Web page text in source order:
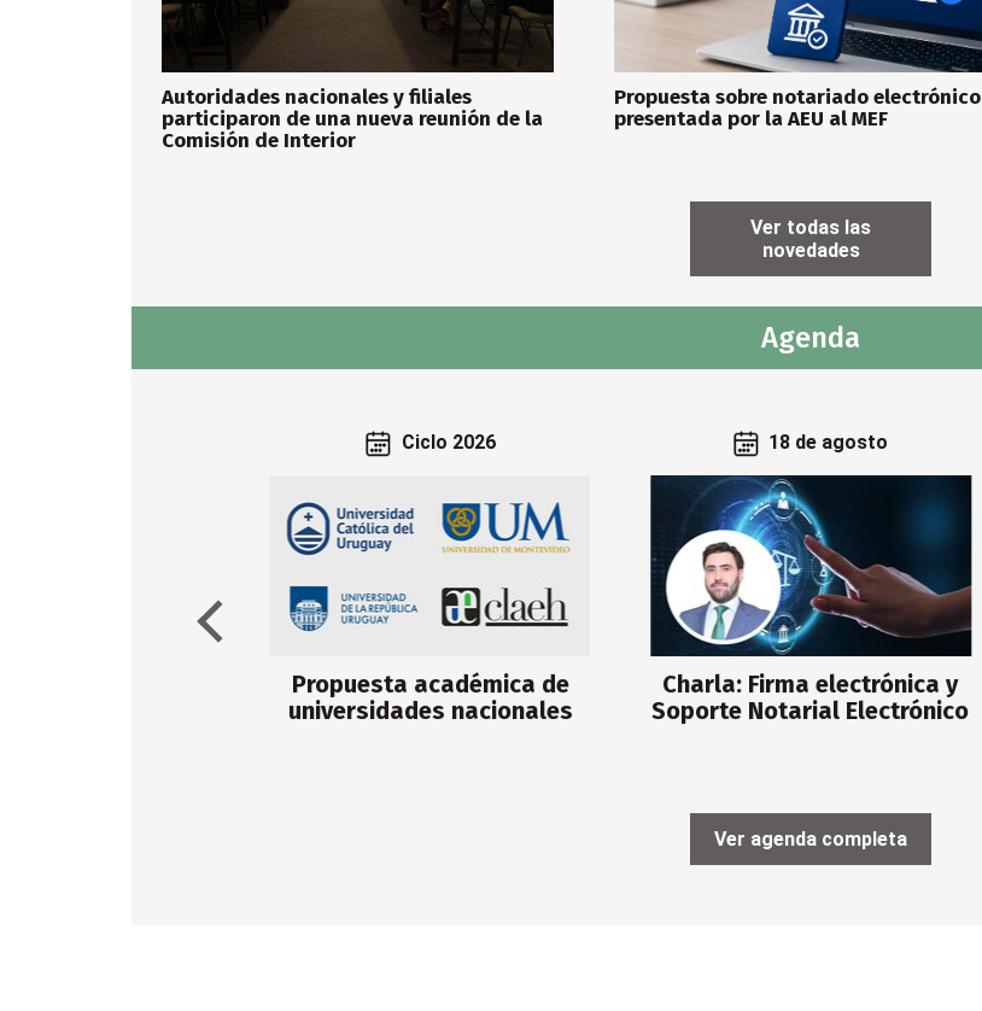
Autoridades nacionales y filiales
participaron de una nueva reunión de la
Comisión de Interior
Propuesta sobre notariado electrónico
presentada por la AEU al MEF
Ver todas las
novedades
Agenda
Ciclo 2026
Propuesta académica de
universidades nacionales
18 de agosto
Charla: Firma electrónica y
Soporte Notarial Electrónico
Ver agenda completa